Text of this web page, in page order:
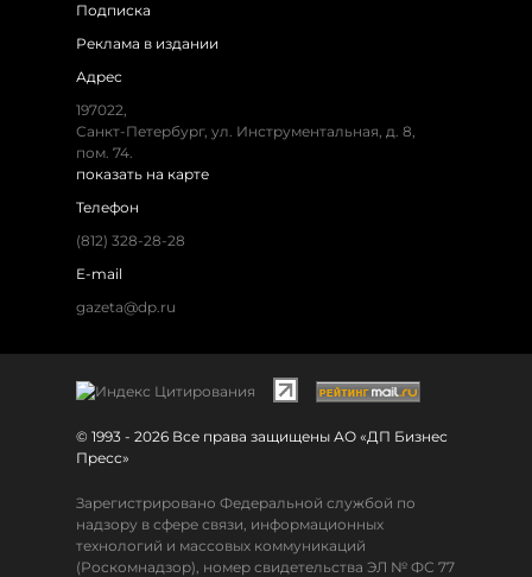
Подписка
Реклама в издании
Адрес
197022,
Санкт-Петербург, ул. Инструментальная, д. 8,
пом. 74.
показать на карте
Телефон
(812) 328-28-28
E-mail
gazeta@dp.ru
© 1993 - 2026 Все права защищены АО «ДП Бизнес
Пресс»
Зарегистрировано Федеральной службой по
надзору в сфере связи, информационных
технологий и массовых коммуникаций
(Роскомнадзор), номер свидетельства ЭЛ № ФС 77